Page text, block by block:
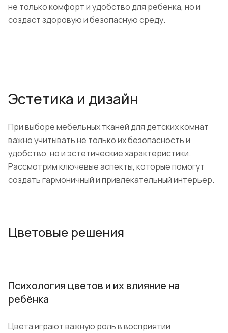
не только комфорт и удобство для ребенка, но и
создаст здоровую и безопасную среду.
Эстетика и дизайн
При выборе мебельных тканей для детских комнат
важно учитывать не только их безопасность и
удобство, но и эстетические характеристики.
Рассмотрим ключевые аспекты, которые помогут
создать гармоничный и привлекательный интерьер.
Цветовые решения
Психология цветов и их влияние на
ребёнка
Цвета играют важную роль в восприятии